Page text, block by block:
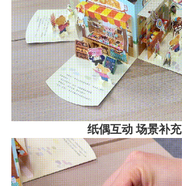
纸偶互动 场景补充